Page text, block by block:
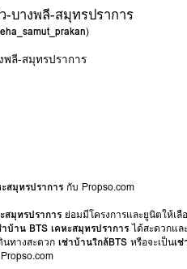
-บางพลี-สมุทรปราการ
)
ลี-สมุทรปราการ
สมุทรปราการ กับ Propso.com
สมุทรปราการ ย่อมมีโครงการและยูนิตให้เ
าบ้าน BTS เคหะสมุทรปราการได้สะดวกแล
นทางสะดวก เช่าบ้านใกล้BTS หรือจะเป็นเ